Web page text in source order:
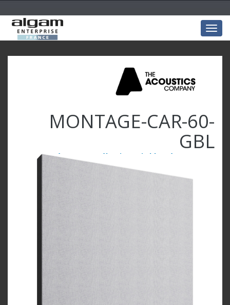
MONTAGE-CAR-60-
GBL
Carré 60x60x5 mélamine Gris bleuté